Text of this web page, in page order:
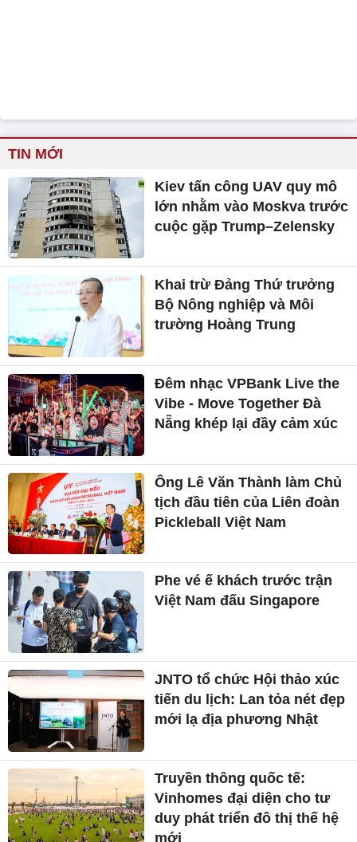
TIN MỚI
Kiev tấn công UAV quy mô
lớn nhằm vào Moskva trước
cuộc gặp Trump–Zelensky
Khai trừ Đảng Thứ trưởng
Bộ Nông nghiệp và Môi
trường Hoàng Trung
Đêm nhạc VPBank Live the
Vibe - Move Together Đà
Nẵng khép lại đầy cảm xúc
Ông Lê Văn Thành làm Chủ
tịch đầu tiên của Liên đoàn
Pickleball Việt Nam
Phe vé ế khách trước trận
Việt Nam đấu Singapore
JNTO tổ chức Hội thảo xúc
tiến du lịch: Lan tỏa nét đẹp
mới lạ địa phương Nhật
Truyền thông quốc tế:
Vinhomes đại diện cho tư
duy phát triển đô thị thế hệ
mới